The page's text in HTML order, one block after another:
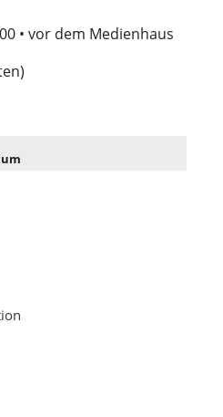
• vor dem Medienhaus